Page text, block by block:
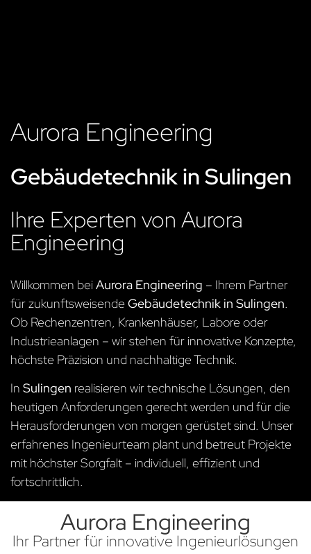
Aurora Engineering
Gebäudetechnik in Sulingen
Ihre Experten von Aurora
Engineering
Willkommen beiAurora Engineering – Ihrem Partner
für zukunftsweisendeGebäudetechnik in Sulingen.
Ob Rechenzentren, Krankenhäuser, Labore oder
Industrieanlagen – wir stehen für innovative Konzepte,
höchste Präzision und nachhaltige Technik.
In Sulingen realisieren wir technische Lösungen, den
heutigen Anforderungen gerecht werden und für die
Herausforderungen von morgen gerüstet sind. Unser
erfahrenes Ingenieurteam plant und betreut Projekte
mit höchster Sorgfalt – individuell, effizient und
fortschrittlich.
Aurora Engineering
Ihr Partner für innovative Ingenieurlösungen